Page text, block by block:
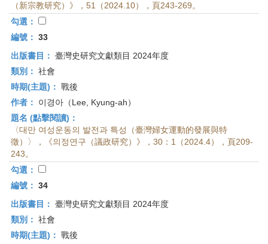
（新宗教研究）》，51（2024.10），頁243-269。
勾選：
編號： 33
出版書目： 臺灣史研究文獻類目 2024年度
類別： 社會
時期(主題)： 戰後
作者：
이경아（Lee, Kyung-ah）
題名 (點擊閱讀)：
〈대만 여성운동의 발전과 특성（臺灣婦女運動的發展與特
徵）〉，《의정연구（議政研究）》，30：1（2024.4），頁209-
243。
勾選：
編號： 34
出版書目： 臺灣史研究文獻類目 2024年度
類別： 社會
時期(主題)： 戰後